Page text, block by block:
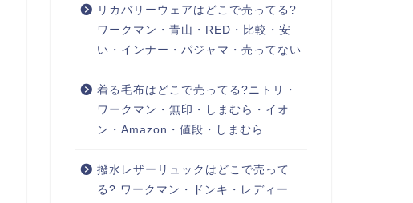
リカバリーウェアはどこで売ってる?
ワークマン・青山・RED・比較・安
い・インナー・パジャマ・売ってない
着る毛布はどこで売ってる?ニトリ・
ワークマン・無印・しまむら・イオ
ン・Amazon・値段・しまむら
撥水レザーリュックはどこで売って
る? ワークマン・ドンキ・レディー